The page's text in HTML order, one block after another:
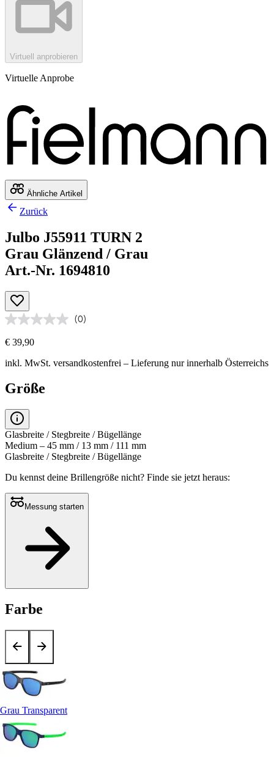
Virtuell anprobieren
Virtuelle Anprobe
Ähnliche Artikel
Zurück
Julbo J55911 TURN 2
Grau Glänzend / Grau
Art.-Nr. 1694810
(0)
€ 39,90
inkl. MwSt. versandkostenfrei – Lieferung nur innerhalb Österreichs
Größe
Glasbreite / Stegbreite / Bügellänge
Medium – 45 mm / 13 mm / 111 mm
Glasbreite / Stegbreite / Bügellänge
Du kennst deine Brillengröße nicht? Finde sie jetzt heraus:
Messung starten
Farbe
Grau Transparent